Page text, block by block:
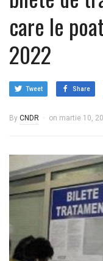
care le
2022
Tweet Share
By CNDR on martie 10,